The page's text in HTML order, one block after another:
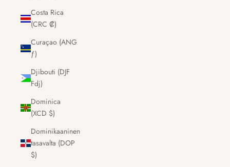
Costa Rica
(CRC ₡)
Curaçao (ANG
ƒ)
Djibouti (DJF
Fdj)
Dominica
(XCD $)
Dominikaaninen
tasavalta (DOP
$)